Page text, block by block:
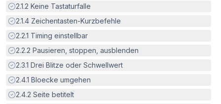
Erfüllt:
2.1.2 Keine Tastaturfalle
Erfüllt:
2.1.4 Zeichentasten-Kurzbefehle
Erfüllt:
2.2.1 Timing einstellbar
Erfüllt:
2.2.2 Pausieren, stoppen, ausblenden
Erfüllt:
2.3.1 Drei Blitze oder Schwellwert
Erfüllt:
2.4.1 Bloecke umgehen
Erfüllt:
2.4.2 Seite betitelt